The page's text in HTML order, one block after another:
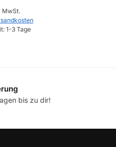
MwSt.
1-3 Tage
bis zu dir!